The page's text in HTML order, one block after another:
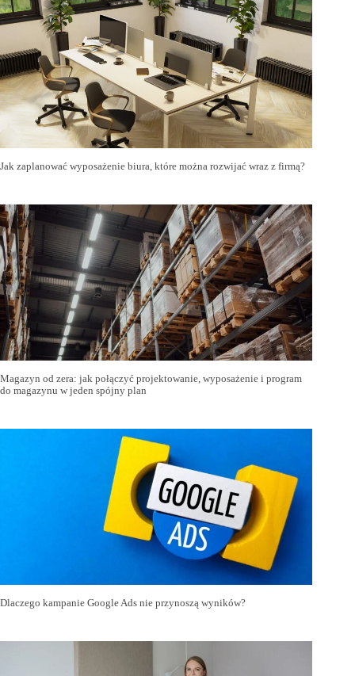
Jak zaplanować wyposażenie biura, które można rozwijać wraz z firmą?
Magazyn od zera: jak połączyć projektowanie, wyposażenie i program
do magazynu w jeden spójny plan
Dlaczego kampanie Google Ads nie przynoszą wyników?